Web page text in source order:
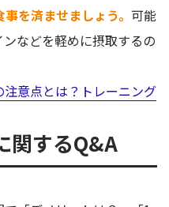
を済ませましょう。 可能
などを軽めに摂取するの
意点とは？トレーニング
関するQ&A